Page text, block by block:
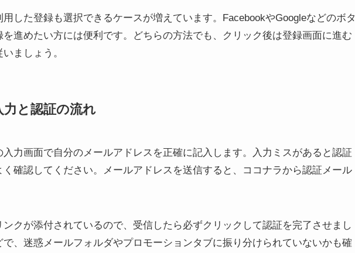
した登録も選択できるケースが増えています。FacebookやGoogleなどのボタ
進めたい方には便利です。どちらの方法でも、クリック後は登録画面に進む
ましょう。
と認証の流れ
力画面で自分のメールアドレスを正確に記入します。入力ミスがあると認証
確認してください。メールアドレスを送信すると、ココナラから認証メール
クが添付されているので、受信したら必ずクリックして認証を完了させまし
で、迷惑メールフォルダやプロモーションタブに振り分けられていないかも確